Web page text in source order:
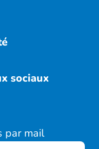
sociaux
par mail